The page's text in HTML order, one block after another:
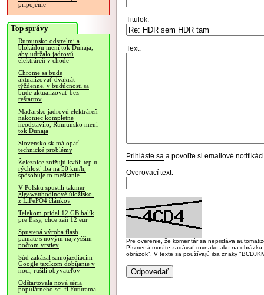
pripojenie
Top správy
Rumunsko odstrelmi a
blokádou mení tok Dunaja,
aby udržalo jadrovú
elektráreň v chode
Chrome sa bude
aktualizovať dvakrát
týždenne, v budúcnosti sa
bude aktualizovať bez
reštartov
Maďarsko jadrovú elektráreň
nakoniec kompletne
neodstavilo, Rumunsko mení
tok Dunaja
Slovensko.sk má opäť
technické problémy
Železnice znižujú kvôli teplu
rýchlosť iba na 50 km/h,
spôsobuje to meškanie
V Poľsku spustili takmer
gigawatthodinové úložisko,
z LiFePO4 článkov
Telekom pridal 12 GB balík
pre Easy, chce zaň 12 eur
Spustená výroba flash
pamäte s novým najvyšším
počtom vrstiev
Súd zakázal samojazdiacim
Google taxíkom dobíjanie v
noci, rušili obyvateľov
Odštartovala nová séria
populárneho sci-fi Futurama
Titulok:
Text:
Prihláste sa a povoľte si emailové
Overovací text:
Pre overenie, že komentár sa nepridáva
Písmená musíte zadávať rovnako ako na
obrázok". V texte sa používajú iba znaky